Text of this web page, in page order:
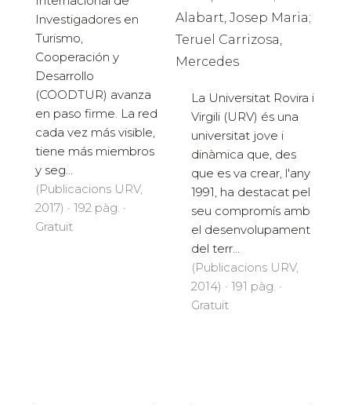
Investigadores en
Turismo,
Cooperación y
Desarrollo
(COODTUR) avanza
en paso firme. La red
cada vez más visible,
tiene más miembros
y seg...
(Publicacions URV,
2017) · 192 pàg. ·
Gratuït
Alabart, Josep Maria;
Teruel Carrizosa,
Mercedes
La Universitat Rovira i
Virgili (URV) és una
universitat jove i
dinàmica que, des
que es va crear, l'any
1991, ha destacat pel
seu compromís amb
el desenvolupament
del terr...
(Publicacions URV,
2014) · 191 pàg. ·
Gratuït